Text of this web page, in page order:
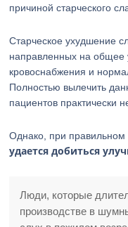
причиной старческого
Старческое ухудшение
направленных на общее
кровоснабжения и
Полностью вылечить
пациентов практически
Однако, при правильном
удается добиться
Люди, которые
производстве в